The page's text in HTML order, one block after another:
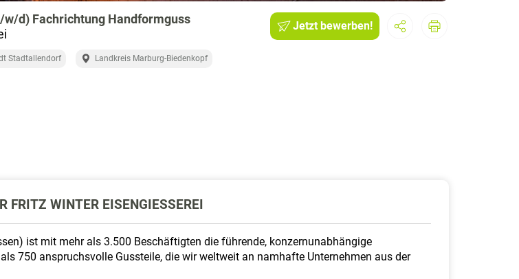
d) Fachrichtung Handformguss
Jetzt bewerben!
Stadtallendorf Landkreis Marburg-Biedenkopf
FRITZ WINTER EISENGIESSEREI
ist mit mehr als 3.500 Beschäftigten die führende, konzernunabhängige
750 anspruchsvolle Gussteile, die wir weltweit an namhafte Unternehmen aus der